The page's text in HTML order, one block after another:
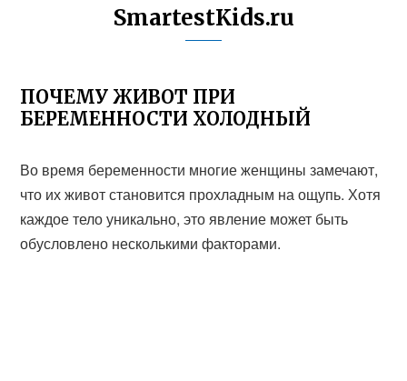
SmartestKids.ru
ПОЧЕМУ ЖИВОТ ПРИ
БЕРЕМЕННОСТИ ХОЛОДНЫЙ
Во время беременности многие женщины замечают,
что их живот становится прохладным на ощупь. Хотя
каждое тело уникально, это явление может быть
обусловлено несколькими факторами.